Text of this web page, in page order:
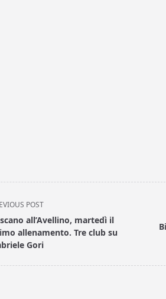
POST
all’Avellino, martedì il
allenamento. Tre club su
Gori